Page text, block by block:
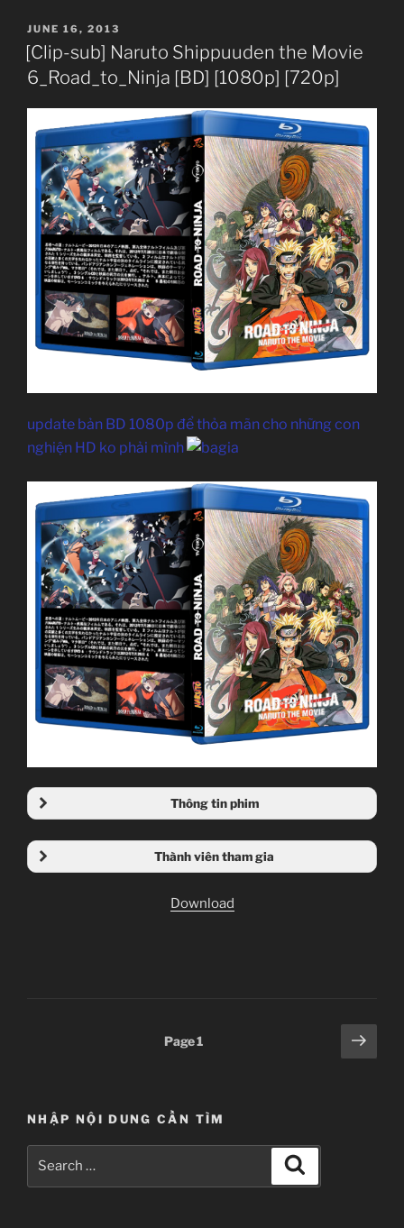
POSTED
ON
JUNE 16, 2013
[Clip-sub] Naruto Shippuuden the Movie
6_Road_to_Ninja [BD] [1080p] [720p]
update bản BD 1080p để thỏa mãn cho những con
nghiện HD ko phải mình
Thông tin phim
Thành viên tham gia
Download
Page1
Next
page
NHẬP NỘI DUNG CẦN TÌM